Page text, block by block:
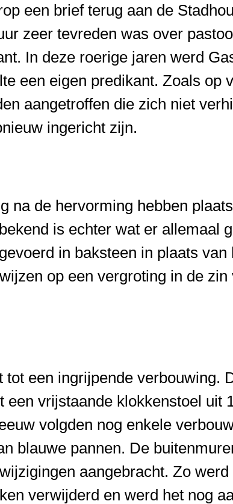
een brief terug aan de
zeer tevreden was over
In deze roerige jaren werd
een eigen predikant. Zoals op
aangetroffen die zich niet
ingericht zijn.
na de hervorming hebben
is echter wat er allemaal
in baksteen in plaats van
op een vergroting in de
een ingrijpende verbouwing.
vrijstaande klokkenstoel uit
volgden nog enkele
blauwe pannen. De
aangebracht. Zo
verwijderd en werd het nog